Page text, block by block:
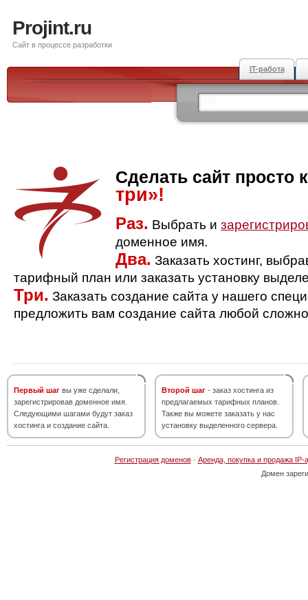
Projint.ru
Сайт в процессе разработки
IT-работа
Сделать сайт просто
три»!
Раз. Выбрать и
доменное имя.
Два. Заказать хостинг,
тарифный план или заказать установку
Три. Заказать создание сайта у нашего
предложить вам создание сайта любой
Первый шаг вы уже сделали,
зарегистрировав доменное имя.
Следующими шагами будут заказ
хостинга и создание сайта.
Второй шаг - заказ хостинга из
предлагаемых тарифных планов.
Также вы можете заказать у нас
установку выделенного сервера.
Регистрация доменов· Аренда, покупка и продажа IP-
Домен